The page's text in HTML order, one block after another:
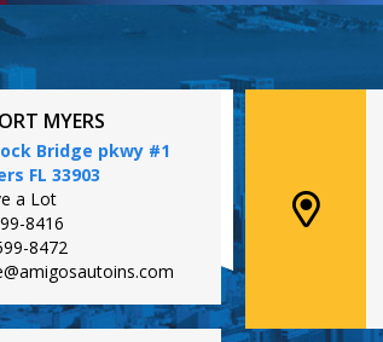
MYERS
Bridge pkwy #1
FL 33903
a Lot
8416
8472